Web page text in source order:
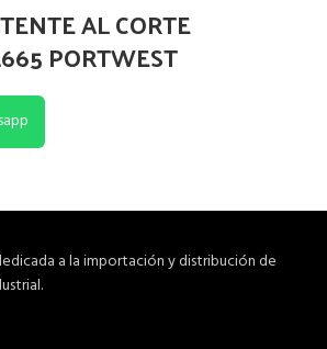
AL CORTE
PORTWEST
a la importación y distribución de